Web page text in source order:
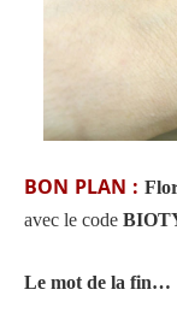
BON PLAN :
avec le code
Le mot de la fin…